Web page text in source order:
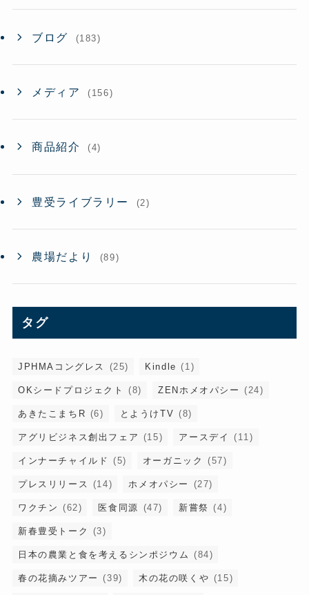
ブログ (183)
メディア (156)
商品紹介 (4)
豊受ライブラリー (2)
農場だより (89)
タグ
JPHMAコングレス (25) Kindle (1)
OKシードプロジェクト (8) ZENホメオパシー (24)
あきたこまちR (6) とようけTV (8)
アグリビジネス創出フェア (15) アースデイ (11)
インナーチャイルド (5) オーガニック (57)
プレスリリース (14) ホメオパシー (27)
ワクチン (62) 医食同源 (47) 新嘗祭 (4)
新春豊受トーク (3)
日本の農業と食を考えるシンポジウム (84)
春の花摘みツアー (39) 木の花の咲くや (15)